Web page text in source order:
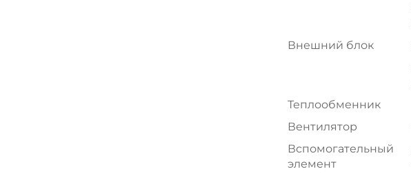
Внешний блок
Теплообменник
Вентилятор
Вспомогательный
элемент